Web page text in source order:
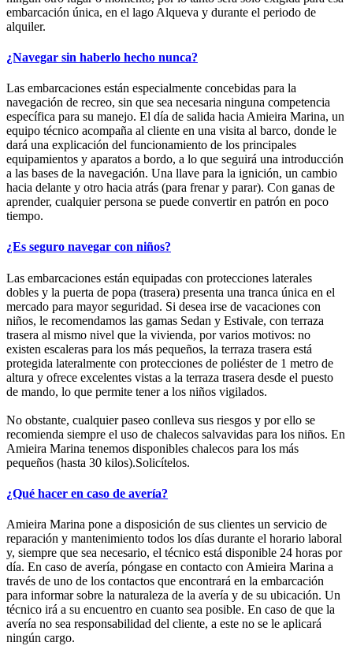
embarcación única, en el lago Alqueva y durante el periodo de
alquiler.
¿Navegar sin haberlo hecho nunca?
Las embarcaciones están especialmente concebidas para la
navegación de recreo, sin que sea necesaria ninguna competencia
específica para su manejo. El día de salida hacia Amieira Marina, un
equipo técnico acompaña al cliente en una visita al barco, donde le
dará una explicación del funcionamiento de los principales
equipamientos y aparatos a bordo, a lo que seguirá una introducción
a las bases de la navegación. Una llave para la ignición, un cambio
hacia delante y otro hacia atrás (para frenar y parar). Con ganas de
aprender, cualquier persona se puede convertir en patrón en poco
tiempo.
¿Es seguro navegar con niños?
Las embarcaciones están equipadas con protecciones laterales
dobles y la puerta de popa (trasera) presenta una tranca única en el
mercado para mayor seguridad. Si desea irse de vacaciones con
niños, le recomendamos las gamas Sedan y Estivale, con terraza
trasera al mismo nivel que la vivienda, por varios motivos: no
existen escaleras para los más pequeños, la terraza trasera está
protegida lateralmente con protecciones de poliéster de 1 metro de
altura y ofrece excelentes vistas a la terraza trasera desde el puesto
de mando, lo que permite tener a los niños vigilados.
No obstante, cualquier paseo conlleva sus riesgos y por ello se
recomienda siempre el uso de chalecos salvavidas para los niños. En
Amieira Marina tenemos disponibles chalecos para los más
pequeños (hasta 30 kilos).Solicítelos.
¿Qué hacer en caso de avería?
Amieira Marina pone a disposición de sus clientes un servicio de
reparación y mantenimiento todos los días durante el horario laboral
y, siempre que sea necesario, el técnico está disponible 24 horas por
día. En caso de avería, póngase en contacto con Amieira Marina a
través de uno de los contactos que encontrará en la embarcación
para informar sobre la naturaleza de la avería y de su ubicación. Un
técnico irá a su encuentro en cuanto sea posible. En caso de que la
avería no sea responsabilidad del cliente, a este no se le aplicará
ningún cargo.